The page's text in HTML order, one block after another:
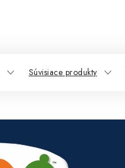
Súvisiace produkty